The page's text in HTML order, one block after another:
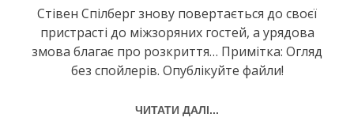
Стівен Спілберг знову повертається до своєї
пристрасті до міжзоряних гостей, а урядова
змова благає про розкриття… Примітка: Огляд
без спойлерів. Опублікуйте файли!
ЧИТАТИ ДАЛІ...